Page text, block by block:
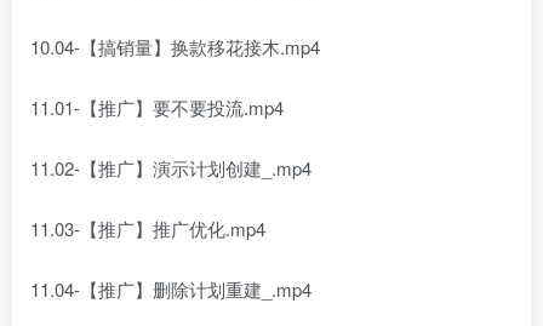
10.04-【搞销量】换款移花接木.mp4
11.01-【推广】要不要投流.mp4
11.02-【推广】演示计划创建_.mp4
11.03-【推广】推广优化.mp4
11.04-【推广】删除计划重建_.mp4